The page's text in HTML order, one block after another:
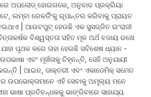
ଅପଲୋଡ୍ ହୋଇଗଲେ, ଅନୁବାଦ ପ୍ରକ୍ରିୟା
ଲମ୍ବା ରେକର୍ଡିଂକୁ ରୂପାନ୍ତର କରିବାକୁ ପ୍ରାୟତ
| ଆଉଟପୁଟ୍ ହେଉଛି ଏକ ସୁସଜ୍ଜିତ ଇଂରାଜୀ
ବିଶ୍ୱସ୍ତତା ସହିତ ମୂଳ ଅର୍ଥ ବଜାୟ ରଖେ
ପୃଥକ କରେ ତାହା ହେଉଛି ସବିଶେଷ ଧ୍ୟାନ -
ଏବଂ ମୂର୍ଖତାକୁ ଚିହ୍ନନ୍ତି, ସେହି ଅନୁଯାୟୀ
| ଆଇନ, ଡାକ୍ତରୀ ଏବଂ ଏକାଡେମିକ୍ ସମେତ
ଉପଭୋକ୍ତାମାନେ ଏହି ସେବାକୁ ଅମୂଲ୍ୟ ମନେ
ଭାଷା ପ୍ରତିବନ୍ଧକକୁ ଭାଙ୍ଗିବାରେ ସାହାଯ୍ୟ